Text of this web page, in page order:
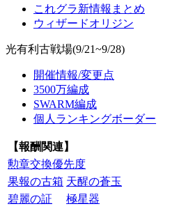
これグラ新情報まとめ
ウィザードオリジン
光有利古戦場(9/21~9/28)
開催情報/変更点
3500万編成
SWARM編成
個人ランキングボーダー
【報酬関連】
勲章交換優先度
果報の古箱 天醒の蒼玉
碧麗の証
極星器